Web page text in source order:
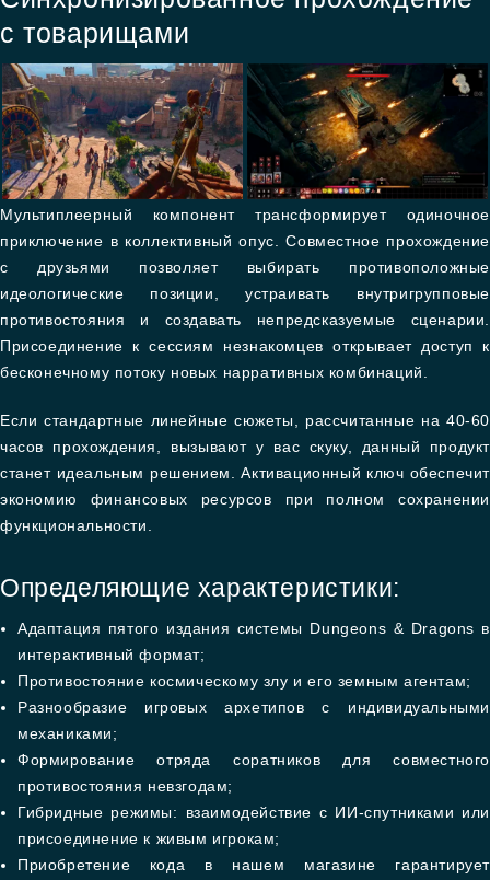
с товарищами
Мультиплеерный компонент трансформирует одиночное
приключение в коллективный опус. Совместное прохождение
с друзьями позволяет выбирать противоположные
идеологические позиции, устраивать внутригрупповые
противостояния и создавать непредсказуемые сценарии.
Присоединение к сессиям незнакомцев открывает доступ к
бесконечному потоку новых нарративных комбинаций.
Если стандартные линейные сюжеты, рассчитанные на 40-60
часов прохождения, вызывают у вас скуку, данный продукт
станет идеальным решением. Активационный ключ обеспечит
экономию финансовых ресурсов при полном сохранении
функциональности.
Определяющие характеристики:
Адаптация пятого издания системы Dungeons & Dragons в
интерактивный формат;
Противостояние космическому злу и его земным агентам;
Разнообразие игровых архетипов с индивидуальными
механиками;
Формирование отряда соратников для совместного
противостояния невзгодам;
Гибридные режимы: взаимодействие с ИИ-спутниками или
присоединение к живым игрокам;
Приобретение кода в нашем магазине гарантирует